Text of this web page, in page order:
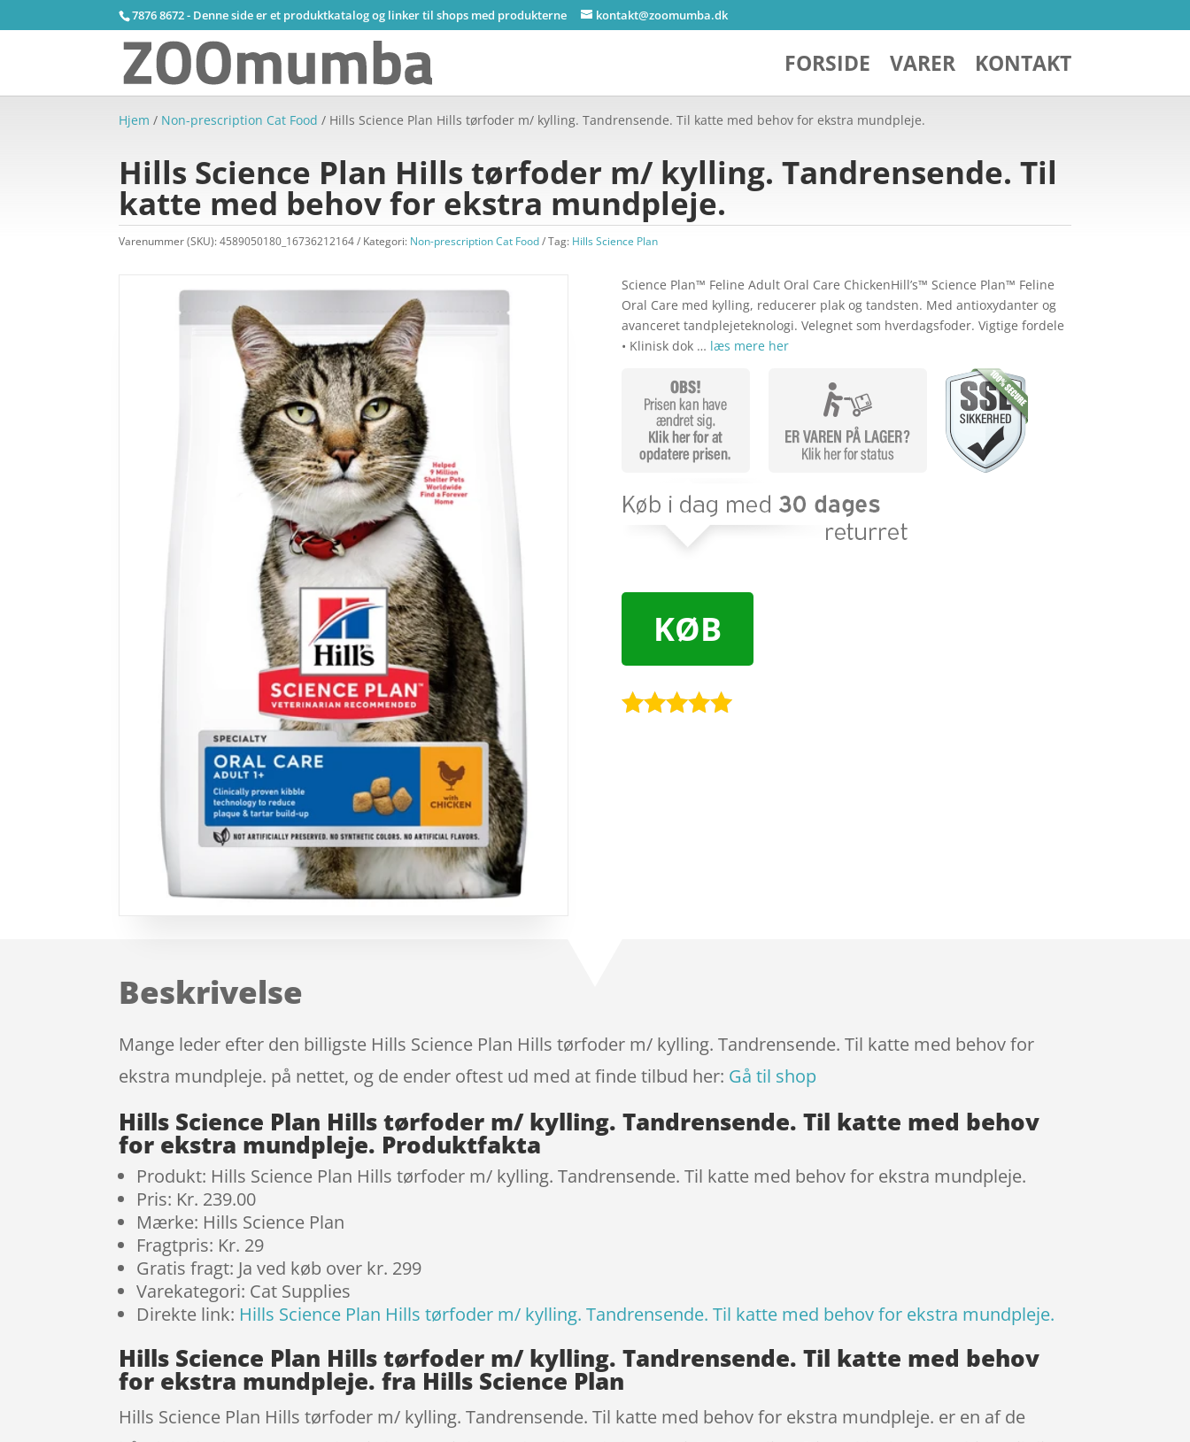
7876 8672 - Denne side er et produktkatalog og linker til shops med produkterne kontakt@zoomumba.dk
FORSIDE VARER KONTAKT
Hjem / Non-prescription Cat Food / Hills Science Plan Hills tørfoder m/ kylling. Tandrensende. Til katte med behov for ekstra mundpleje.
Hills Science Plan Hills tørfoder m/ kylling. Tandrensende. Til
katte med behov for ekstra mundpleje.
Varenummer (SKU):4589050180_16736212164 Kategori: Non-prescription Cat Food Tag: Hills Science Plan
Science Plan™ Feline Adult Oral Care ChickenHill’s™ Science Plan™ Feline
Oral Care med kylling, reducerer plak og tandsten. Med antioxydanter og
avanceret tandplejeteknologi. Velegnet som hverdagsfoder. Vigtige fordele
• Klinisk dok … læs mere her
KØB
Beskrivelse
Mange leder efter den billigste Hills Science Plan Hills tørfoder m/ kylling. Tandrensende. Til katte med behov for
ekstra mundpleje. på nettet, og de ender oftest ud med at finde tilbud her: Gå til shop
Hills Science Plan Hills tørfoder m/ kylling. Tandrensende. Til katte med behov
for ekstra mundpleje. Produktfakta
Produkt: Hills Science Plan Hills tørfoder m/ kylling. Tandrensende. Til katte med behov for ekstra mundpleje.
Pris: Kr. 239.00
Mærke: Hills Science Plan
Fragtpris: Kr. 29
Gratis fragt: Ja ved køb over kr. 299
Varekategori: Cat Supplies
Direkte link: Hills Science Plan Hills tørfoder m/ kylling. Tandrensende. Til katte med behov for ekstra mundpleje.
Hills Science Plan Hills tørfoder m/ kylling. Tandrensende. Til katte med behov
for ekstra mundpleje. fra Hills Science Plan
Hills Science Plan Hills tørfoder m/ kylling. Tandrensende. Til katte med behov for ekstra mundpleje. er en af de